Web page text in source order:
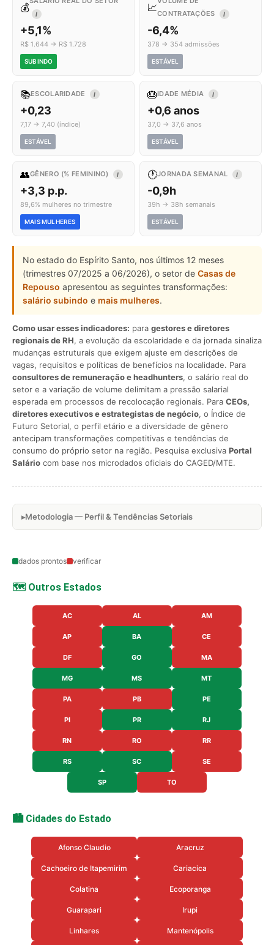
💰
I
+5,1%
R$ 1.644 → R$ 1.728
SUBINDO
📈CONTRATAÇÕES
I
-6,4%
378 → 354 admissões
ESTÁVEL
📚ESCOLARIDADE I
+0,23
7,17 → 7,40 (índice)
ESTÁVEL
🎂IDADE MÉDIA I
+0,6 anos
37,0 → 37,6 anos
ESTÁVEL
👥GÊNERO (% FEMININO) I
+3,3 p.p.
89,6% mulheres no trimestre
MAIS MULHERES
🕐JORNADA SEMANAL I
-0,9h
39h → 38h semanais
ESTÁVEL
No estado do Espírito Santo, nos últimos 12 meses
(trimestres 07/2025 a 06/2026), o setor de Casas de
Repouso apresentou as seguintes transformações:
salário subindo e mais mulheres.
Como usar esses indicadores: para gestores e diretores
regionais de RH, a evolução da escolaridade e da jornada sinaliza
mudanças estruturais que exigem ajuste em descrições de
vagas, requisitos e políticas de benefícios na localidade. Para
consultores de remuneração e headhunters, o salário real do
setor e a variação de volume delimitam a pressão salarial
esperada em processos de recolocação regionais. Para CEOs,
diretores executivos e estrategistas de negócio, o Índice de
Futuro Setorial, o perfil etário e a diversidade de gênero
antecipam transformações competitivas e tendências de
consumo do próprio setor na região. Pesquisa exclusiva Portal
Salário com base nos microdados oficiais do CAGED/MTE.
Metodologia — Perfil & Tendências Setoriais
dados prontos verificar
🗺️ Outros Estados
AC AL AM
AP BA CE
DF GO MA
MG MS MT
PA PB PE
PI PR RJ
RN RO RR
RS SC SE
SP TO
🏙️ Cidades do Estado
Afonso Claudio Aracruz
Cachoeiro de Itapemirim Cariacica
Colatina Ecoporanga
Guarapari Irupi
Linhares Mantenópolis